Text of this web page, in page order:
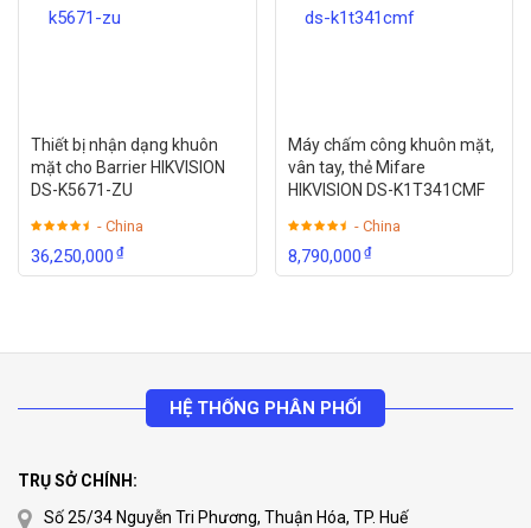
Thiết bị nhận dạng khuôn
mặt cho Barrier HIKVISION
DS-K5671-ZU
- China
36,250,000₫
Máy chấm công khuôn mặt,
vân tay, thẻ Mifare
HIKVISION DS-K1T341CMF
- China
8,790,000₫
HỆ THỐNG PHÂN PHỐI
TRỤ SỞ CHÍNH:
Số 25/34 Nguyễn Tri Phương, Thuận Hóa, TP. Huế